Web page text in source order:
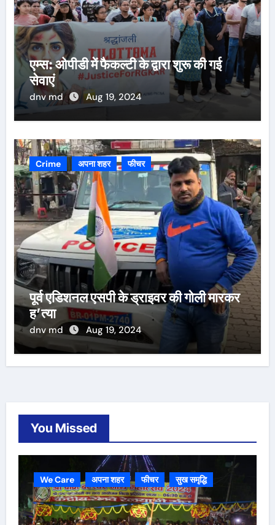
एम्स: ओपीडी में फैकल्टी के द्वारा शुरू की गई
सेवाएं
dnv md Aug 19, 2024
Crime अपना शहर फीचर
पूर्व एडिशनल एसपी के ड्राइवर की गोली मारकर
ह’त्या
dnv md Aug 19, 2024
You Missed
We Care अपना शहर फीचर सुख समृद्धि